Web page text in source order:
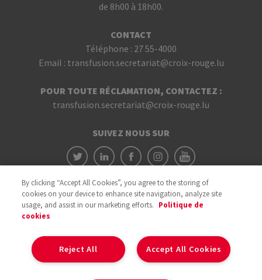
de 8h00 à 18h00.
CONTACT
Téléphone : 27 55-4000
Email : transfusion.secretariat@croix-rouge.lu
POUR TOUTE RÉCLAMATION, CONTACTEZ :
transfusion.secretariat@croix-rouge.lu
SUIVEZ NOUS SUR
By clicking “Accept All Cookies”, you agree to the storing of
cookies on your device to enhance site navigation, analyze site
usage, and assist in our marketing efforts. Politique de
cookies
Accept All Cookies
Reject All